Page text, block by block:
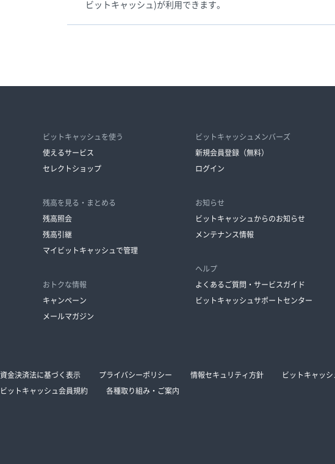
ビットキャッシュ)が利用できます。
ビットキャッシュを使う
使えるサービス
セレクトショップ
残高を見る・まとめる
残高照会
残高引継
マイビットキャッシュで管理
おトクな情報
キャンペーン
メールマガジン
ビットキャッシュメンバーズ
新規会員登録（無料）
ログイン
お知らせ
ビットキャッシュからのお知らせ
メンテナンス情報
ヘルプ
よくあるご質問・サービスガイド
ビットキャッシュサポートセンター
資金決済法に基づく表示 プライバシーポリシー 情報セキュリティ方針 ビットキャッ
ビットキャッシュ会員規約 各種取り組み・ご案内